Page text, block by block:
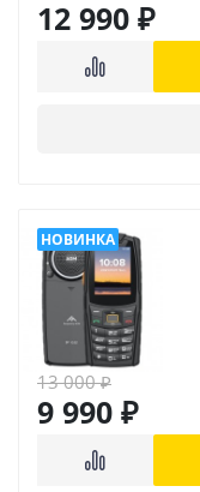
12 990 ₽
13 000₽
9 990 ₽